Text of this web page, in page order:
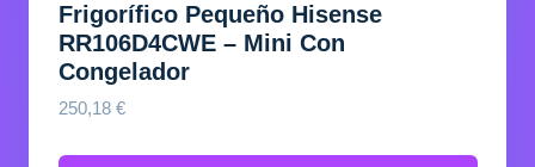
Frigorífico Pequeño Hisense
RR106D4CWE – Mini Con
Congelador
250,18 €